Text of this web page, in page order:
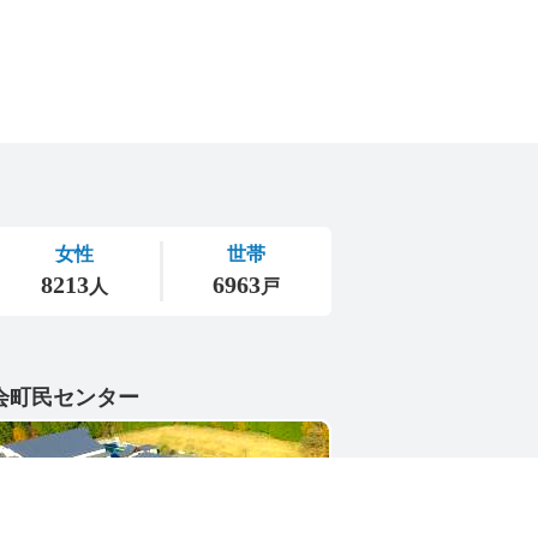
町民センター